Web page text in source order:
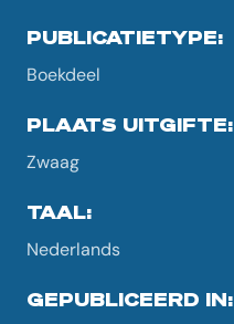
PUBLICATIETYPE:
Boekdeel
PLAATS UITGIFTE:
Zwaag
TAAL:
Nederlands
GEPUBLICEERD IN: